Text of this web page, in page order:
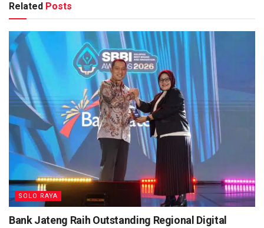
Related Posts
SOLO RAYA
Bank Jateng Raih Outstanding Regional Digital